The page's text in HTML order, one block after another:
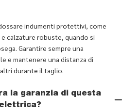
indumenti protettivi, come
calzature robuste, quando si
Garantire sempre una
e mantenere una distanza di
durante il taglio.
la garanzia di questa